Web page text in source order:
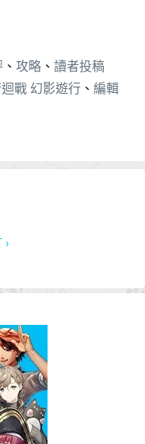
、 攻略、 讀者投稿
戰 幻影遊行、 編輯